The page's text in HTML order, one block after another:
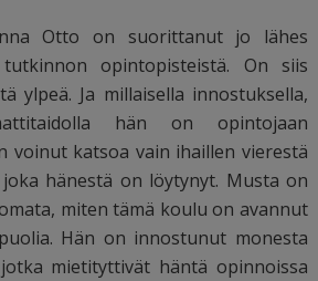
Otto on suorittanut jo lähes
opintopisteistä. On siis
ylpeä. Ja millaisella innostuksella,
hän on opintojaan
voinut katsoa vain ihaillen vierestä
hänestä on löytynyt. Musta on
miten tämä koulu on avannut
Hän on innostunut monesta
mietityttivät häntä opinnoissa